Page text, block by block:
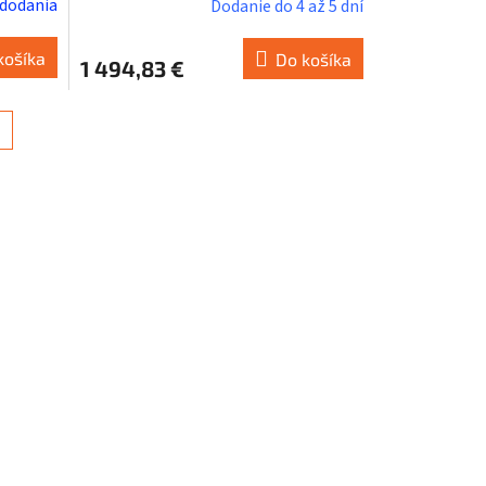
Dodanie do 4 až 5 dní
1 494,83 € Do košíka